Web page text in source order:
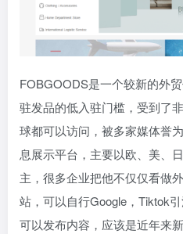
FOBGOODS是一个较新的外
驻发品的低入驻门槛，受到了
球都可以访问，被多家媒体誉
息展示平台，主要以欧、美、
主，很多企业把他不仅仅看做
站，可以自行Google，Tiktok
可以发布内容，应该是近年来